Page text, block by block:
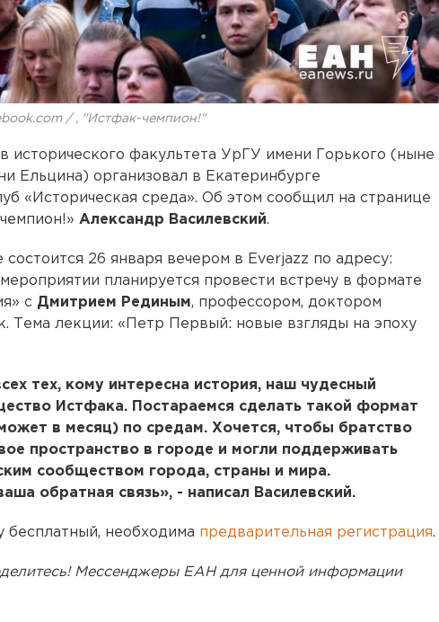
/ , "Истфак-чемпион!"
исторического факультета УрГУ имени Горького (ныне
Ельцина) организовал в Екатеринбурге
«Историческая среда». Об этом сообщил на странице
Александр Василевский.
состоится 26 января вечером в Everjazz по адресу:
мероприятии планируется провести встречу в формате
с Дмитрием Рединым, профессором, доктором
Тема лекции: «Петр Первый: новые взгляды на эпоху
тех, кому интересна история, наш чудесный
Истфака. Постараемся сделать такой формат
в месяц) по средам. Хочется, чтобы братство
пространство в городе и могли поддерживать
сообществом города, страны и мира.
обратная связь», - написал Василевский.
бесплатный, необходима предварительная регистрация.
Мессенджеры ЕАН для ценной информации